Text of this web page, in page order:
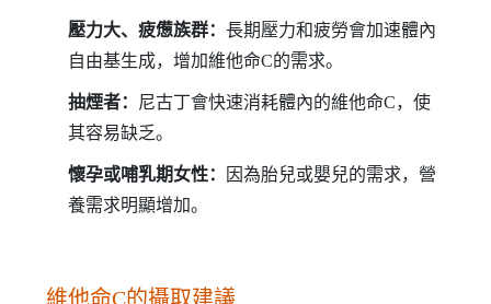
壓力大、疲憊族群： 長期壓力和疲勞會加速體內
自由基生成，增加維他命C的需求。
抽煙者：
尼古丁會快速消耗體內的維他命C，使
其容易缺乏。
懷孕或哺乳期女性：
因為胎兒或嬰兒的需求，營
養需求明顯增加。
維他命C的攝取建議